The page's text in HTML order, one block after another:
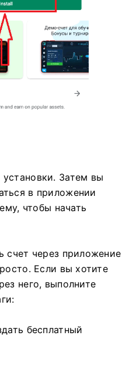
Затем вы
в приложении
чтобы начать
счет через приложение
Если вы хотите
него, выполните
бесплатный